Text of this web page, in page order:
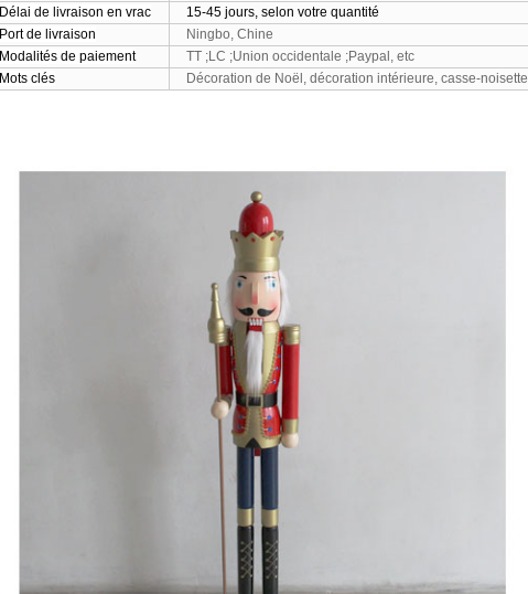
Délai de livraison en vrac
15-45 jours, selon votre quantité
Port de livraison
Ningbo, Chine
Modalités de paiement
TT ;LC ;Union occidentale ;Paypal, etc
Mots clés
Décoration de Noël, décoration intérieure, casse-noisette